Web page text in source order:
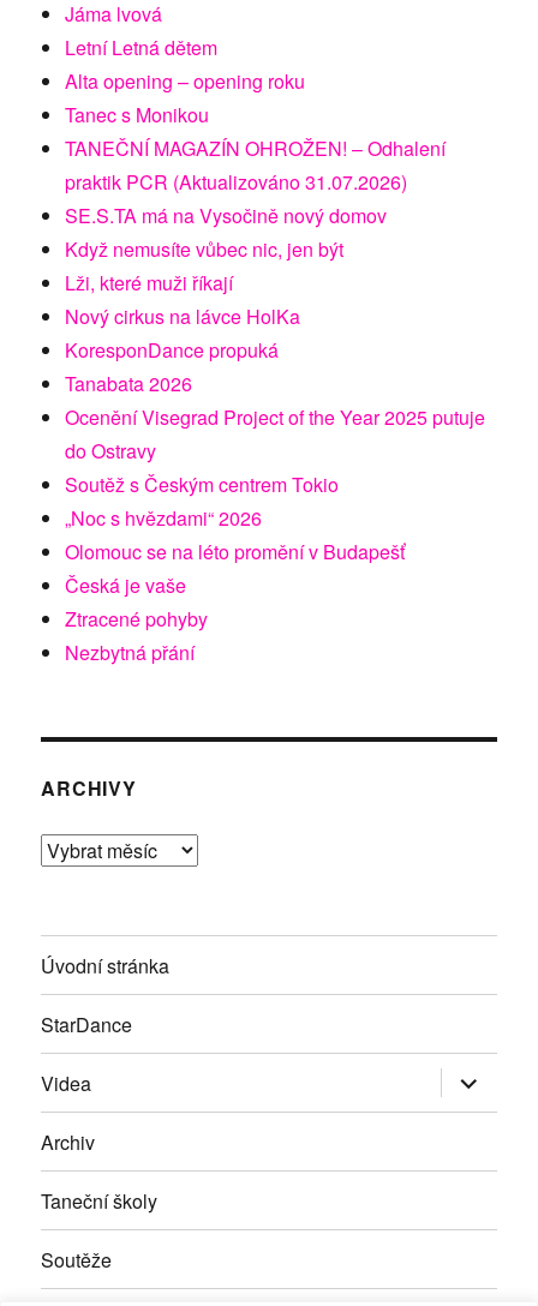
Jáma lvová
Letní Letná dětem
Alta opening – opening roku
Tanec s Monikou
TANEČNÍ MAGAZÍN OHROŽEN! – Odhalení
praktik PCR (Aktualizováno 31.07.2026)
SE.S.TA má na Vysočině nový domov
Když nemusíte vůbec nic, jen být
Lži, které muži říkají
Nový cirkus na lávce HolKa
KoresponDance propuká
Tanabata 2026
Ocenění Visegrad Project of the Year 2025 putuje
do Ostravy
Soutěž s Českým centrem Tokio
„Noc s hvězdami“ 2026
Olomouc se na léto promění v Budapešť
Česká je vaše
Ztracené pohyby
Nezbytná přání
ARCHIVY
Archivy
Úvodní stránka
StarDance
Videa Zobrazit
položky
Archiv
Taneční školy
Soutěže